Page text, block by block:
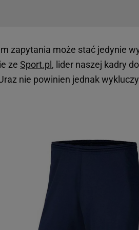
zapytania może stać jedynie
ze Sport.pl , lider naszej kadry
nie powinien jednak